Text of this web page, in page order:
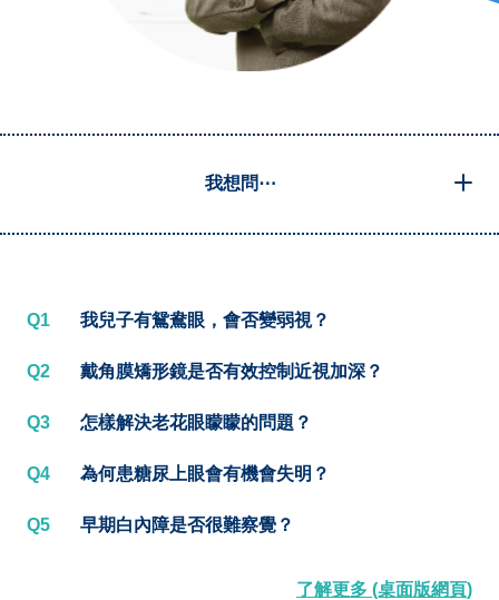
我想問⋯
Q1 我兒子有鴛鴦眼，會否變弱視？
Q2 戴角膜矯形鏡是否有效控制近視加深？
Q3 怎樣解決老花眼矇矇的問題？
Q4 為何患糖尿上眼會有機會失明？
Q5 早期白內障是否很難察覺？
了解更多 (桌面版網頁)